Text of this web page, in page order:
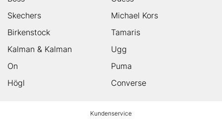
Skechers
Michael Kors
Birkenstock
Tamaris
Kalman & Kalman
Ugg
On
Puma
Högl
Converse
Kundenservice